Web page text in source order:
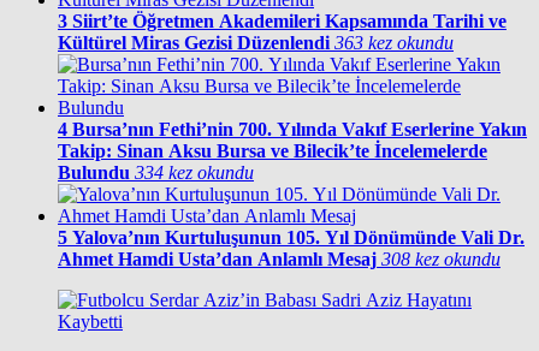
3 Siirt’te Öğretmen Akademileri Kapsamında Tarihi ve
Kültürel Miras Gezisi Düzenlendi 363 kez okundu
4 Bursa’nın Fethi’nin 700. Yılında Vakıf Eserlerine Yakın
Takip: Sinan Aksu Bursa ve Bilecik’te İncelemelerde
Bulundu 334 kez okundu
5 Yalova’nın Kurtuluşunun 105. Yıl Dönümünde Vali Dr.
Ahmet Hamdi Usta’dan Anlamlı Mesaj 308 kez okundu